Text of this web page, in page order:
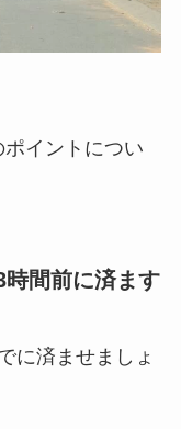
イントについ
間前に済ます
に済ませましょ